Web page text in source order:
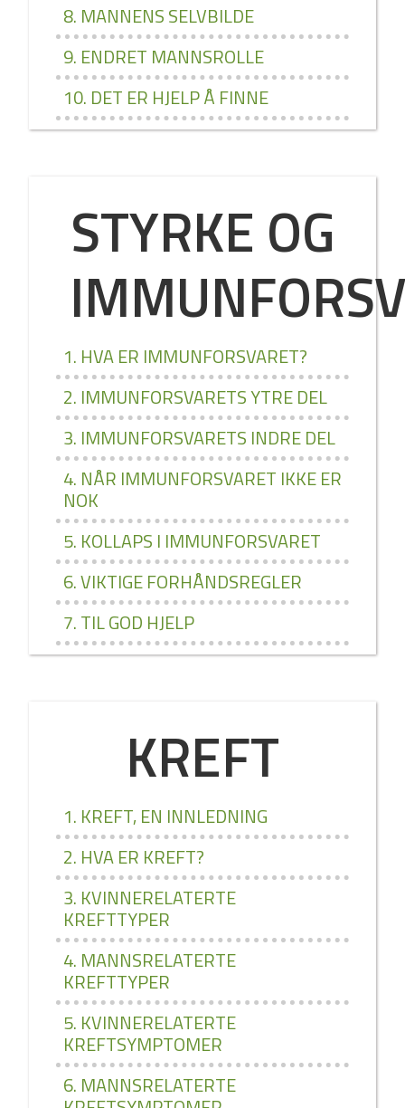
8. MANNENS SELVBILDE
9. ENDRET MANNSROLLE
10. DET ER HJELP Å FINNE
STYRKE OG
1. HVA ER IMMUNFORSVARET?
2. IMMUNFORSVARETS YTRE DEL
3. IMMUNFORSVARETS INDRE DEL
4. NÅR IMMUNFORSVARET IKKE ER
NOK
5. KOLLAPS I IMMUNFORSVARET
6. VIKTIGE FORHÅNDSREGLER
7. TIL GOD HJELP
KREFT
1. KREFT, EN INNLEDNING
2. HVA ER KREFT?
3. KVINNERELATERTE
KREFTTYPER
4. MANNSRELATERTE
KREFTTYPER
5. KVINNERELATERTE
KREFTSYMPTOMER
6. MANNSRELATERTE